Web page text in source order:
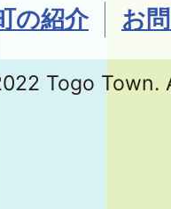
の紹介
お
Togo Town.